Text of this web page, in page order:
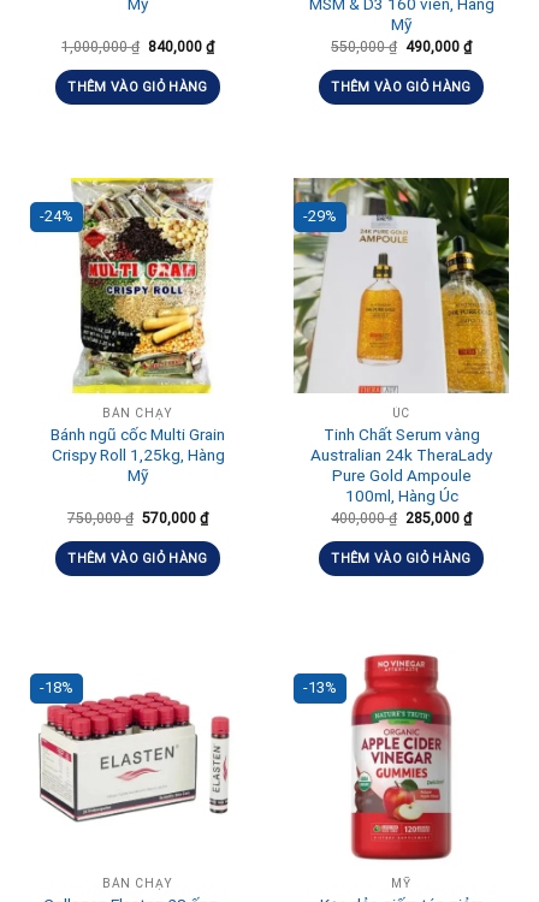
1,000,000₫ 840,000 ₫
THÊM VÀO GIỎ HÀNG
Mỹ
550,000₫ 490,000 ₫
THÊM VÀO GIỎ HÀNG
-24%
BÁN CHẠY
Bánh ngũ cốc Multi Grain
Crispy Roll 1,25kg, Hàng
Mỹ
750,000₫ 570,000 ₫
THÊM VÀO GIỎ HÀNG
-29%
ÚC
Tinh Chất Serum vàng
Australian 24k TheraLady
Pure Gold Ampoule
100ml, Hàng Úc
400,000₫ 285,000 ₫
THÊM VÀO GIỎ HÀNG
-18%
BÁN CHẠY
-13%
MỸ